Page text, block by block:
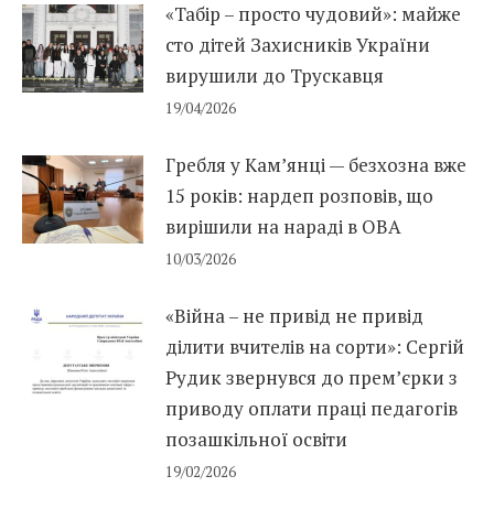
«Табір – просто чудовий»: майже
сто дітей Захисників України
вирушили до Трускавця
19/04/2026
Гребля у Кам’янці — безхозна вже
15 років: нардеп розповів, що
вирішили на нараді в ОВА
10/03/2026
«Війна – не привід не привід
ділити вчителів на сорти»: Сергій
Рудик звернувся до прем’єрки з
приводу оплати праці педагогів
позашкільної освіти
19/02/2026